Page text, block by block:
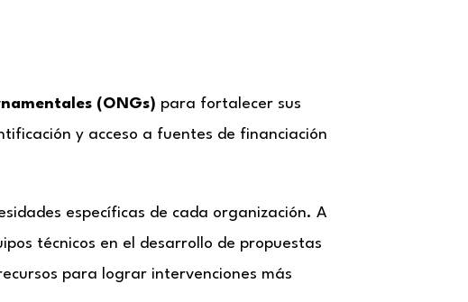
(ONGs) para fortalecer sus
y acceso a fuentes de financiación
específicas de cada organización. A
técnicos en el desarrollo de propuestas
para lograr intervenciones más